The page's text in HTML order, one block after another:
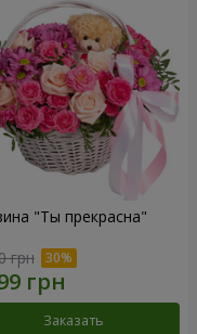
"Ты прекрасна"
грн
Заказать